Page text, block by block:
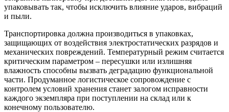
упаковывать так, чтобы исключить влияние ударов, вибраций
и пыли.
Транспортировка должна производиться в упаковках,
защищающих от воздействия электростатических разрядов и
механических повреждений. Температурный режим считается
критическим параметром – пересушки или излишняя
влажность способны вызвать деградацию функциональной
части. Продуманное логистическое сопровождение с
контролем условий хранения станет залогом исправности
каждого экземпляра при поступлении на склад или к
конечному пользователю.